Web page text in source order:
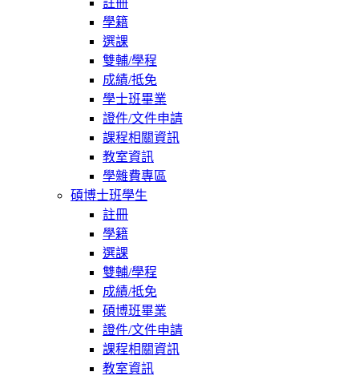
註冊
學籍
選課
雙輔/學程
成績/抵免
學士班畢業
證件/文件申請
課程相關資訊
教室資訊
學雜費專區
碩博士班學生
註冊
學籍
選課
雙輔/學程
成績/抵免
碩博班畢業
證件/文件申請
課程相關資訊
教室資訊